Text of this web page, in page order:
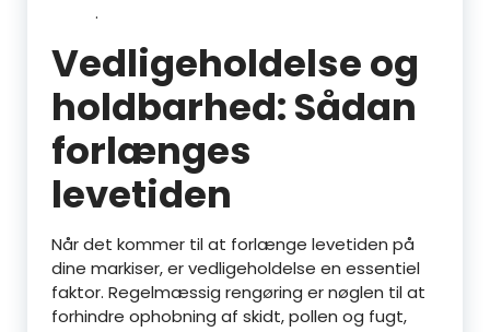
.
Vedligeholdelse og
holdbarhed: Sådan
forlænges
levetiden
Når det kommer til at forlænge levetiden på
dine markiser, er vedligeholdelse en essentiel
faktor. Regelmæssig rengøring er nøglen til at
forhindre ophobning af skidt, pollen og fugt,